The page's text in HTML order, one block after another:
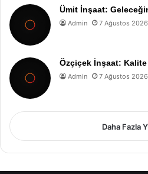
Ümit İnşaat:
Admin 7 Ağustos 2026
Özçiçek İnşaat:
Admin 7 Ağustos 2026
Daha Fazla